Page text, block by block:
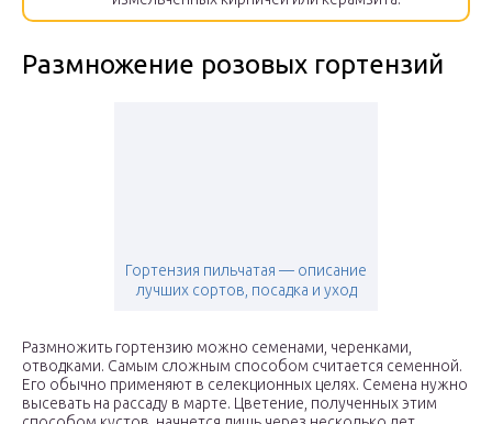
Размножение розовых гортензий
Гортензия пильчатая — описание
лучших сортов, посадка и уход
Размножить гортензию можно семенами, черенками,
отводками. Самым сложным способом считается семенной.
Его обычно применяют в селекционных целях. Семена нужно
высевать на рассаду в марте. Цветение, полученных этим